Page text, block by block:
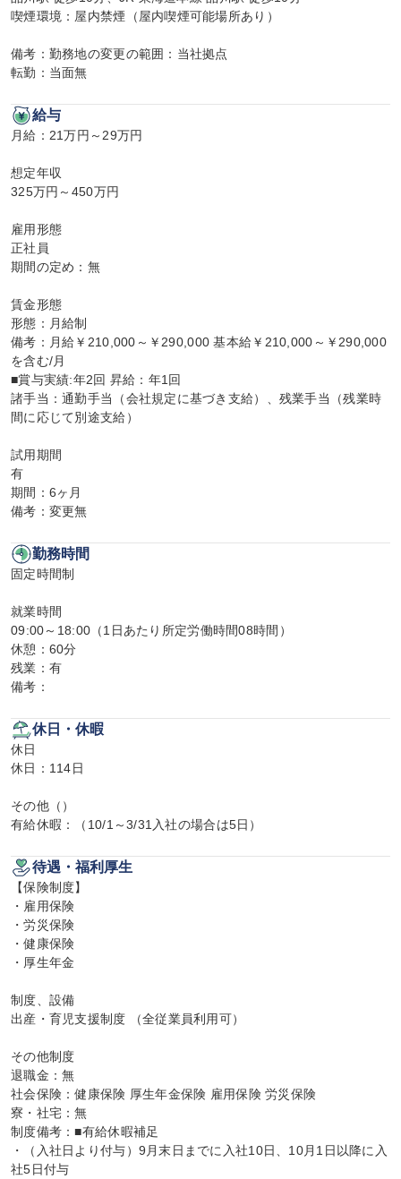
喫煙環境：屋内禁煙（屋内喫煙可能場所あり）
備考：勤務地の変更の範囲：当社拠点
転勤：当面無
給与
月給：21万円～29万円
想定年収
325万円～450万円
雇用形態
正社員
期間の定め：無
賃金形態
形態：月給制
備考：月給￥210,000～￥290,000 基本給￥210,000～￥290,000
を含む/月
■賞与実績:年2回 昇給：年1回
諸手当：通勤手当（会社規定に基づき支給）、残業手当（残業時
間に応じて別途支給）
試用期間
有
期間：6ヶ月
備考：変更無
勤務時間
固定時間制
就業時間
09:00～18:00（1日あたり所定労働時間08時間）
休憩：60分
残業：有
備考：
休日・休暇
休日
休日：114日
その他（）
有給休暇：（10/1～3/31入社の場合は5日）
待遇・福利厚生
【保険制度】
・雇用保険
・労災保険
・健康保険
・厚生年金
制度、設備
出産・育児支援制度 （全従業員利用可）
その他制度
退職金：無
社会保険：健康保険 厚生年金保険 雇用保険 労災保険
寮・社宅：無
制度備考：■有給休暇補足
・（入社日より付与）9月末日までに入社10日、10月1日以降に入
社5日付与